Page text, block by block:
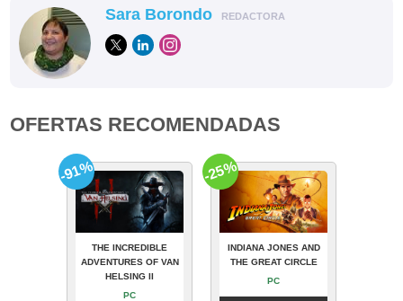
Sara Borondo REDACTORA
OFERTAS RECOMENDADAS
THE INCREDIBLE
ADVENTURES OF VAN
HELSING II
PC
-91%
INDIANA JONES AND
THE GREAT CIRCLE
PC
-25%